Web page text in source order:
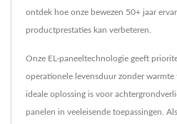
ontdek hoe onze bewezen 50+ jaar
productprestaties kan verbeteren.
Onze EL-paneeltechnologie geeft
operationele levensduur zonder warmte
ideale oplossing is voor
panelen in veeleisende toepassingen.